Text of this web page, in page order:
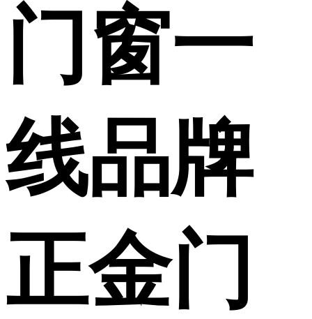
门窗一
线品牌
正金门